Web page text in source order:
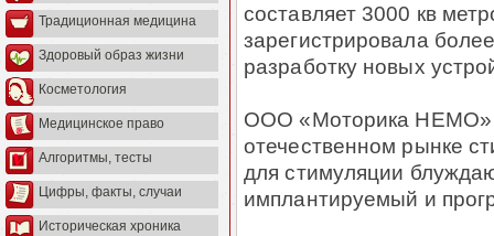
Традиционная медицина
Здоровый образ жизни
Косметология
Медицинское право
Алгоритмы, тесты
Цифры, факты, случаи
Историческая хроника
составляет 3000 кв
зарегистрировала
разработку новых
ООО «Моторика НЕМО»
отечественном рынке
для стимуляции
имплантируемый и